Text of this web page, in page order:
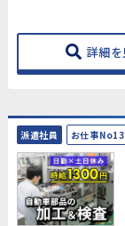
詳細を
派遣社員 お仕事